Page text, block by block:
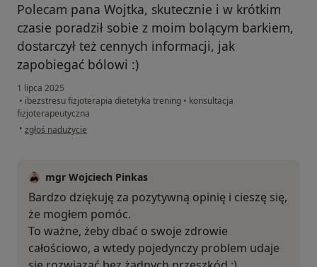
Polecam pana Wojtka, skutecznie i w krótkim
czasie poradził sobie z moim bolącym barkiem,
dostarczył też cennych informacji, jak
zapobiegać bólowi :)
1 lipca 2025
• ibezstresu fizjoterapia dietetyka trening • konsultacja
fizjoterapeutyczna
• w opinii użytkownika Karolina
zgłoś nadużycie
mgr Wojciech Pinkas
Bardzo dziękuję za pozytywną opinię i cieszę się,
że mogłem pomóc.
To ważne, żeby dbać o swoje zdrowie
całościowo, a wtedy pojedynczy problem udaje